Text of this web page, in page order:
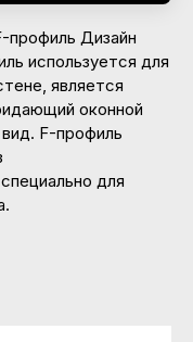
Дизайн
используется для
является
оконной
F-профиль
для